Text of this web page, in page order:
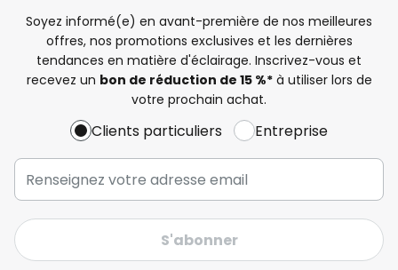
Soyez informé(e) en avant-première de nos meilleures
offres, nos promotions exclusives et les dernières
tendances en matière d'éclairage. Inscrivez-vous et
recevez un bon de réduction de 15 %*à utiliser lors de
votre prochain achat.
Clients particuliers Entreprise
S'abonner